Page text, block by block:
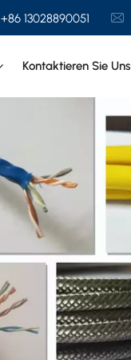
+86 13028890051
Kontaktieren Sie Uns